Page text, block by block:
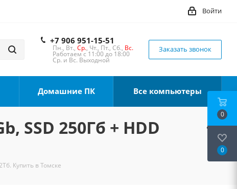
Войти
+7 906 951-15-51
Пн., Вт., Ср., Чт., Пт., Сб., Вс.
Работаем с 11:00 до 18:00
Ср. и Вс. Выходной
Заказать звонок
Домашние ПК Все компьютеры
SSD 250Гб + HDD
Купить в Томске
0
0